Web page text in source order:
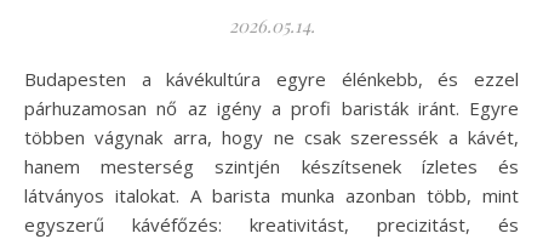
2026.05.14.
Budapesten a kávékultúra egyre élénkebb, és ezzel
párhuzamosan nő az igény a profi baristák iránt. Egyre
többen vágynak arra, hogy ne csak szeressék a kávét,
hanem mesterség szintjén készítsenek ízletes és
látványos italokat. A barista munka azonban több, mint
egyszerű kávéfőzés: kreativitást, precizitást, és